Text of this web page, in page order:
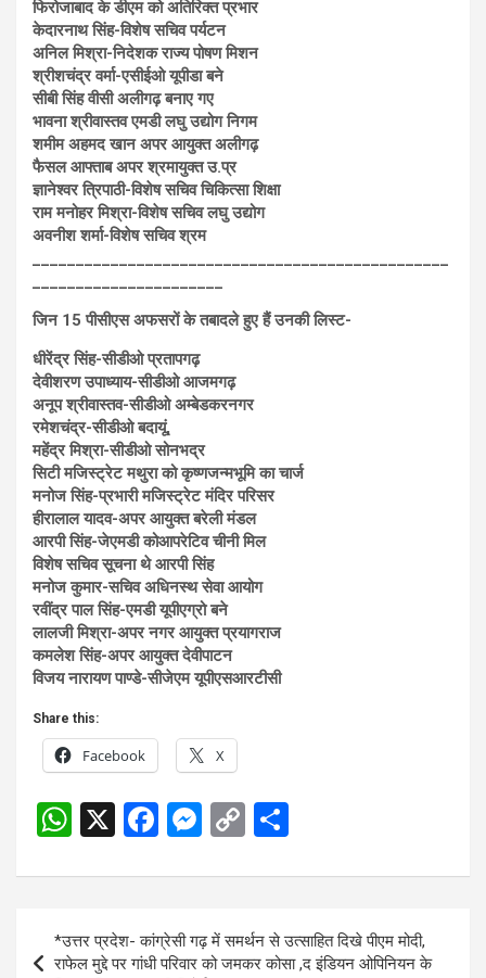
फिरोजाबाद के डीएम को अतिरिक्त प्रभार
केदारनाथ सिंह-विशेष सचिव पर्यटन
अनिल मिश्रा-निदेशक राज्य पोषण मिशन
श्रीशचंद्र वर्मा-एसीईओ यूपीडा बने
सीबी सिंह वीसी अलीगढ़ बनाए गए
भावना श्रीवास्तव एमडी लघु उद्योग निगम
शमीम अहमद खान अपर आयुक्त अलीगढ़
फैसल आफ्ताब अपर श्रमायुक्त उ.प्र
ज्ञानेश्वर त्रिपाठी-विशेष सचिव चिकित्सा शिक्षा
राम मनोहर मिश्रा-विशेष सचिव लघु उद्योग
अवनीश शर्मा-विशेष सचिव श्रम
जिन 15 पीसीएस अफसरों के तबादले हुए हैं उनकी लिस्ट-
धीरेंद्र सिंह-सीडीओ प्रतापगढ़
देवीशरण उपाध्याय-सीडीओ आजमगढ़
अनूप श्रीवास्तव-सीडीओ अम्बेडकरनगर
रमेशचंद्र-सीडीओ बदायूं,
महेंद्र मिश्रा-सीडीओ सोनभद्र
सिटी मजिस्ट्रेट मथुरा को कृष्णजन्मभूमि का चार्ज
मनोज सिंह-प्रभारी मजिस्ट्रेट मंदिर परिसर
हीरालाल यादव-अपर आयुक्त बरेली मंडल
आरपी सिंह-जेएमडी कोआपरेटिव चीनी मिल
विशेष सचिव सूचना थे आरपी सिंह
मनोज कुमार-सचिव अधिनस्थ सेवा आयोग
रवींद्र पाल सिंह-एमडी यूपीएग्रो बने
लालजी मिश्रा-अपर नगर आयुक्त प्रयागराज
कमलेश सिंह-अपर आयुक्त देवीपाटन
विजय नारायण पाण्डे-सीजेएम यूपीएसआरटीसी
Share this:
Facebook X
W
at
A
X
F
ce
b
o
M
se
n
g
C
py
Li
n
ar
navigation
*उत्तर प्रदेश- कांग्रेसी गढ़ में समर्थन से उत्साहित दिखे पीएम मोदी,
राफेल मुद्दे पर गांधी परिवार को जमकर कोसा ,द इंडियन ओपिनियन के